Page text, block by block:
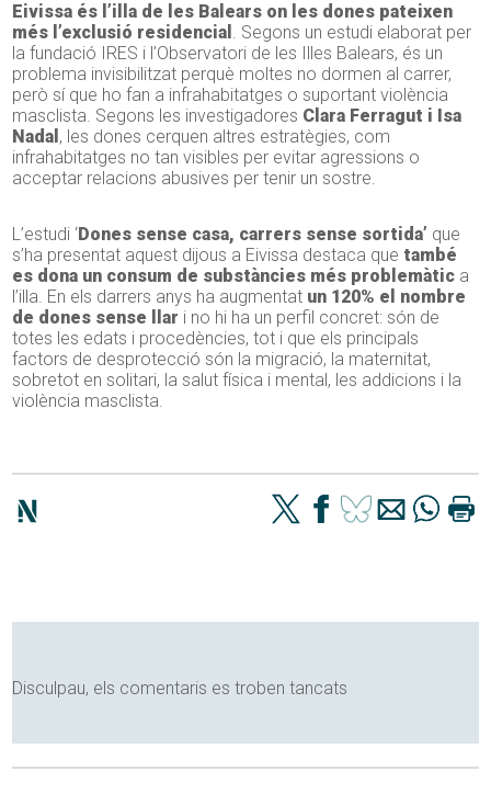
Eivissa és l’illa de les Balears on les dones pateixen
més l’exclusió residencial . Segons un estudi elaborat per
la fundació IRES i l’Observatori de les Illes Balears, és un
problema invisibilitzat perquè moltes no dormen al carrer,
però sí que ho fan a infrahabitatges o suportant violència
masclista. Segons les investigadores Clara Ferragut i Isa
Nadal , les dones cerquen altres estratègies, com
infrahabitatges no tan visibles per evitar agressions o
acceptar relacions abusives per tenir un sostre.
L’estudi ‘Dones sense casa, carrers sense sortida’ que
s’ha presentat aquest dijous a Eivissa destaca que també
es dona un consum de substàncies més problemàtic a
l’illa. En els darrers anys ha augmentat un 120% el nombre
de dones sense llar i no hi ha un perfil concret: són de
totes les edats i procedències, tot i que els principals
factors de desprotecció són la migració, la maternitat,
sobretot en solitari, la salut física i mental, les addicions i la
violència masclista.
Disculpau, els comentaris es troben tancats